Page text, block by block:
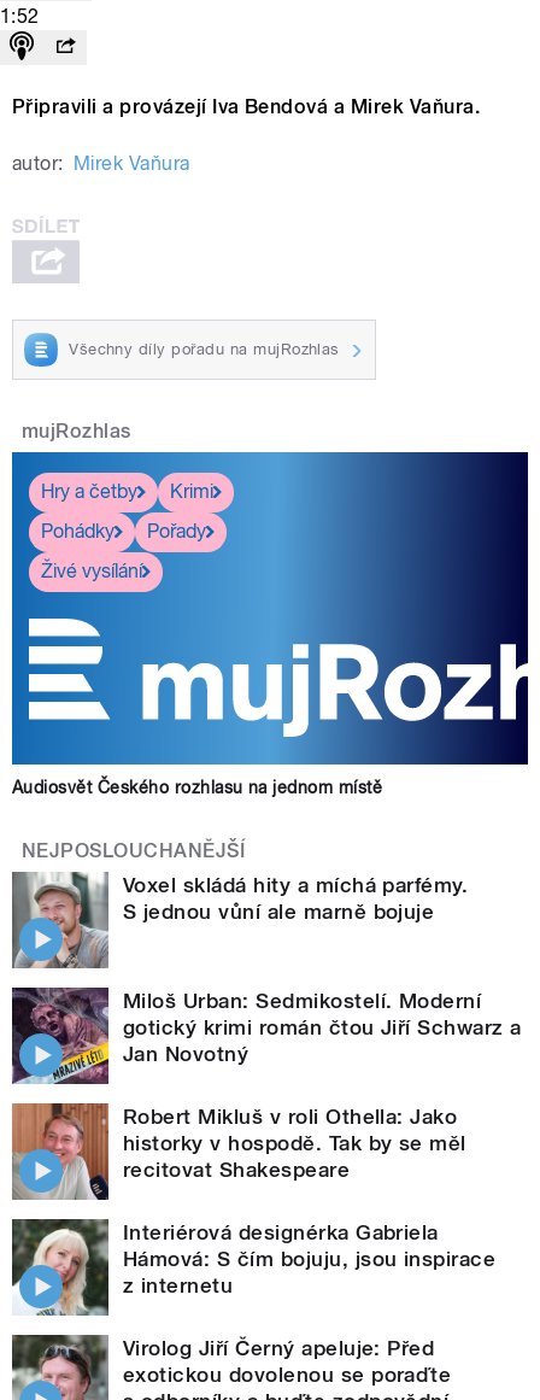
1:52
Připravili a provázejí Iva Bendová a Mirek Vaňura.
autor: Mirek Vaňura
Všechny díly pořadu na mujRozhlas
mujRozhlas
Hry a četby
Krimi
Pohádky
Pořady
Živé vysílání
Audiosvět Českého rozhlasu na jednom místě
NEJPOSLOUCHANĚJŠÍ
Voxel skládá hity a míchá parfémy.
S jednou vůní ale marně bojuje
Miloš Urban: Sedmikostelí. Moderní
gotický krimi román čtou Jiří Schwarz a
Jan Novotný
Robert Mikluš v roli Othella: Jako
historky v hospodě. Tak by se měl
recitovat Shakespeare
Interiérová designérka Gabriela
Hámová: S čím bojuju, jsou inspirace
z internetu
Virolog Jiří Černý apeluje: Před
exotickou dovolenou se poraďte